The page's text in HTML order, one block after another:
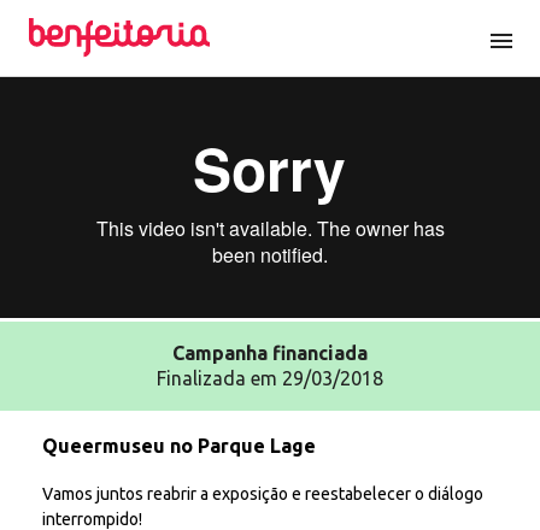
menu
Campanha financiada
Finalizada em 29/03/2018
Queermuseu no Parque Lage
Vamos juntos reabrir a exposição e reestabelecer o diálogo
interrompido!